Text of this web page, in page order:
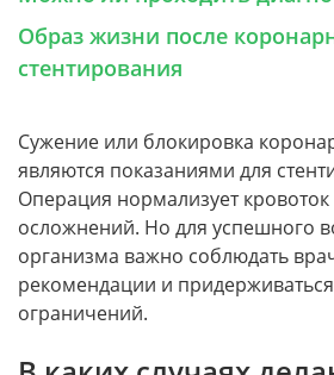
Образ жизни после
стентирования
Сужение или блокировка
являются показаниями для
Операция нормализует
осложнений. Но для успешного
организма важно соблюдать
рекомендации и
ограничений.